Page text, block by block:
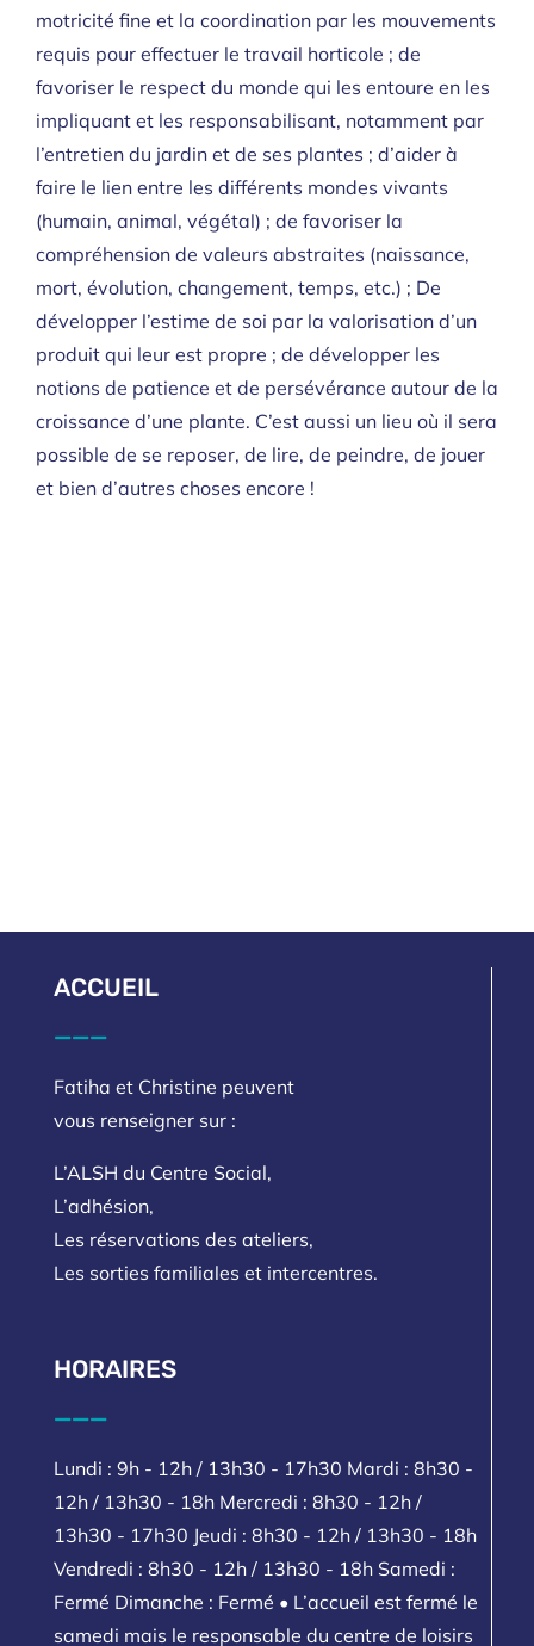
motricité fine et la coordination par les mouvements
requis pour effectuer le travail horticole ; de
favoriser le respect du monde qui les entoure en les
impliquant et les responsabilisant, notamment par
l’entretien du jardin et de ses plantes ; d’aider à
faire le lien entre les différents mondes vivants
(humain, animal, végétal) ; de favoriser la
compréhension de valeurs abstraites (naissance,
mort, évolution, changement, temps, etc.) ; De
développer l’estime de soi par la valorisation d’un
produit qui leur est propre ; de développer les
notions de patience et de persévérance autour de la
croissance d’une plante. C’est aussi un lieu où il sera
possible de se reposer, de lire, de peindre, de jouer
et bien d’autres choses encore !
ACCUEIL
___
Fatiha et Christine peuvent
vous renseigner sur :
L’ALSH du Centre Social,
L’adhésion,
Les réservations des ateliers,
Les sorties familiales et intercentres.
HORAIRES
___
Lundi : 9h - 12h / 13h30 - 17h30 Mardi : 8h30 -
12h / 13h30 - 18h Mercredi : 8h30 - 12h /
13h30 - 17h30 Jeudi : 8h30 - 12h / 13h30 - 18h
Vendredi : 8h30 - 12h / 13h30 - 18h Samedi :
Fermé Dimanche : Fermé • L’accueil est fermé le
samedi mais le responsable du centre de loisirs